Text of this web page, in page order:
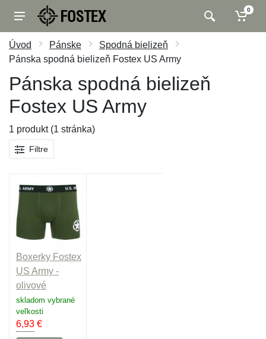
0
Úvod Pánske
Spodná bielizeň
Pánska spodná bielizeň Fostex US Army
Pánska spodná bielizeň
Fostex US Army
1 produkt (1 stránka)
Filtre
Boxerky Fostex
US Army -
olivové
skladom vybrané
veľkosti
6,93 €